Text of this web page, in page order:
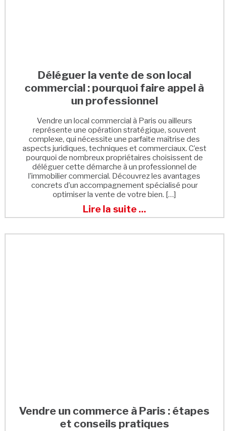
Déléguer la vente de son local
commercial : pourquoi faire appel à
un professionnel
Vendre un local commercial à Paris ou ailleurs
représente une opération stratégique, souvent
complexe, qui nécessite une parfaite maîtrise des
aspects juridiques, techniques et commerciaux. C’est
pourquoi de nombreux propriétaires choisissent de
déléguer cette démarche à un professionnel de
l’immobilier commercial. Découvrez les avantages
concrets d’un accompagnement spécialisé pour
optimiser la vente de votre bien. […]
Lire la suite ...
Vendre un commerce à Paris : étapes
et conseils pratiques